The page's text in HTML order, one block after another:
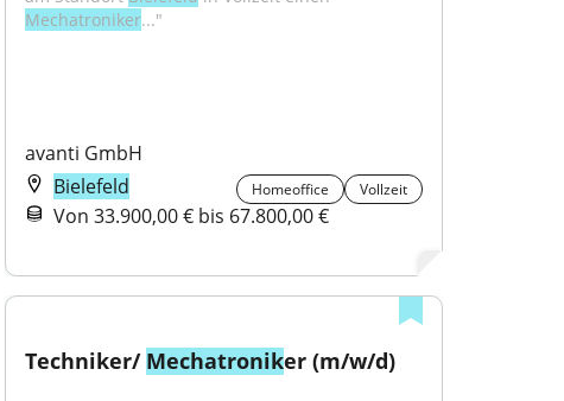
Mechatroniker..."
avanti GmbH
Bielefeld
Homeoffice Vollzeit
Von 33.900,00 € bis 67.800,00 €
Techniker/ Mechatroniker (m/w/d)